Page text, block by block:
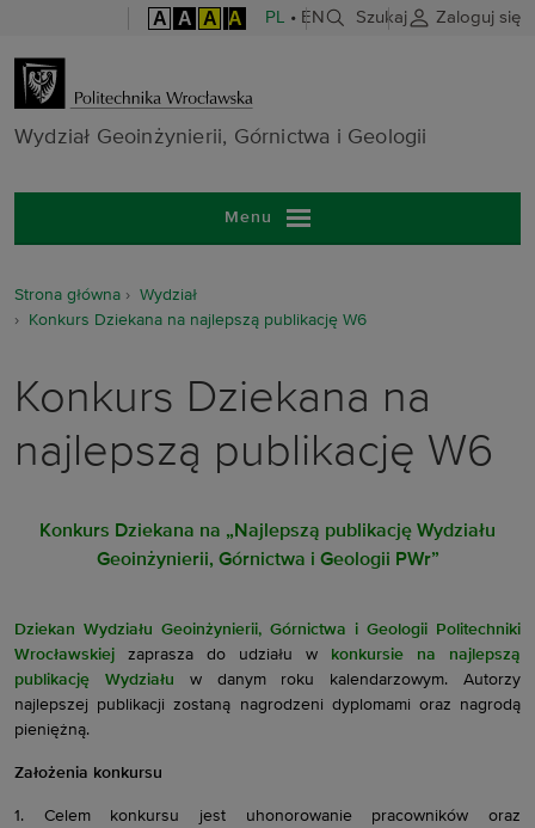
A A A A PL • EN Szukaj Zaloguj się
Wydział
Wydział Geoinżynierii, Górnictwa i Geologii
Menu
Strona główna
Wydział
Konkurs Dziekana na najlepszą publikację W6
Konkurs Dziekana na
najlepszą publikację W6
Konkurs Dziekana na „Najlepszą publikację Wydziału
Geoinżynierii, Górnictwa i Geologii PWr”
Dziekan Wydziału Geoinżynierii, Górnictwa i Geologii Politechniki
Wrocławskiej zaprasza do udziału w
konkursie na najlepszą
publikację Wydziału w danym roku kalendarzowym.Autorzy
najlepszej publikacji zostaną nagrodzeni dyplomami oraz nagrodą
pieniężną.
Założenia konkursu
1. Celem konkursu jest uhonorowanie pracowników oraz